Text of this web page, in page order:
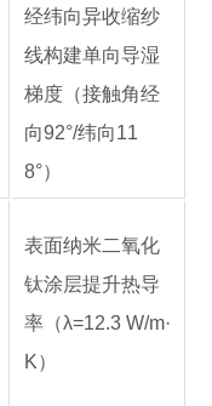
经纬向异收缩纱
线构建单向导湿
梯度（接触角经
向92°/纬向11
8°）
表面纳米二氧化
钛涂层提升热导
率（λ=12.3 W/m·
K）